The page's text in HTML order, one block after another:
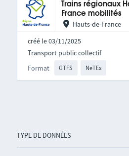
TYPE DE DONNÉES
Trains régionaux
France mobilités
Hauts-de-France
créé le 03/11/2025
Format GTFS NeTEx
Transport public collectif